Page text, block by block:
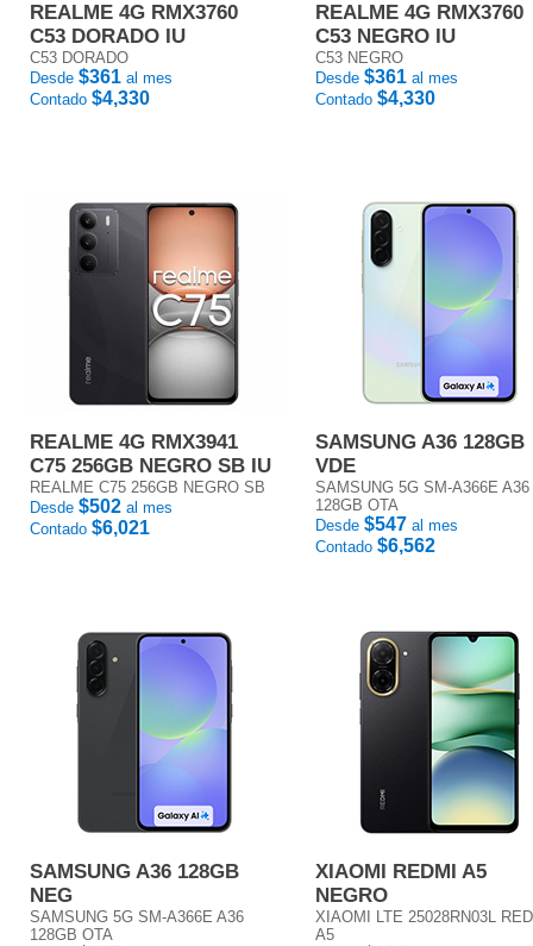
REALME 4G RMX3760
C53 DORADO IU
C53 DORADO
Desde $361 al mes
Contado $4,330
REALME 4G RMX3760
C53 NEGRO IU
C53 NEGRO
Desde $361 al mes
Contado $4,330
REALME 4G RMX3941
C75 256GB NEGRO SB IU
REALME C75 256GB NEGRO SB
Desde $502 al mes
Contado $6,021
SAMSUNG A36 128GB
VDE
SAMSUNG 5G SM-A366E A36
128GB OTA
Desde $547 al mes
Contado $6,562
SAMSUNG A36 128GB
NEG
SAMSUNG 5G SM-A366E A36
128GB OTA
XIAOMI REDMI A5
NEGRO
XIAOMI LTE 25028RN03L
A5